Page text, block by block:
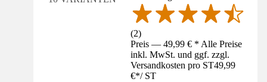
(2)
Preis — 49,99 € * Alle Preise
inkl. MwSt. und ggf. zzgl.
Versandkosten pro ST49,99
€*/ ST